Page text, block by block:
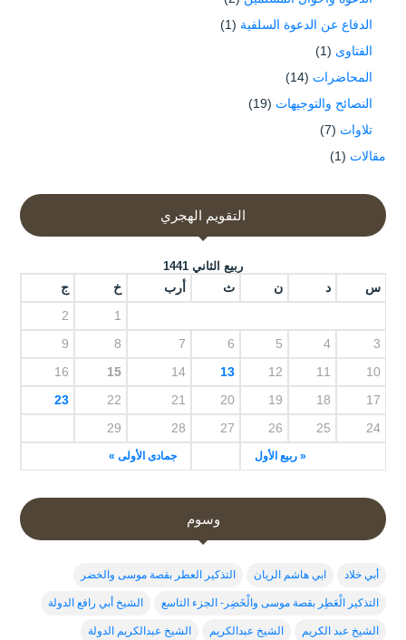
الدفاع عن الدعوة السلفية (1)
الفتاوى (1)
المحاضرات (14)
النصائح والتوجيهات (19)
تلاوات (7)
مقالات (1)
التقويم الهجري
ربيع الثاني 1441
س د ن ث أرب خ ج
« ربيع الأول جمادى الأولى »
1
2
3
4
5
6
7
8
9
10
11
12
13
14
15
16
17
18
19
20
21
22
23
24
25
26
27
28
29
وسوم
أبي خلاد ابي هاشم الريان التذكير العطر بقصة موسى والخضر
التذكير الْعَطِر بقصة موسى والْخَضِر- الجزء التاسع الشيخ أبي رافع الدولة
الشيخ عبد الكريم الشيخ عبدالكريم الشيخ عبدالكريم الدولة